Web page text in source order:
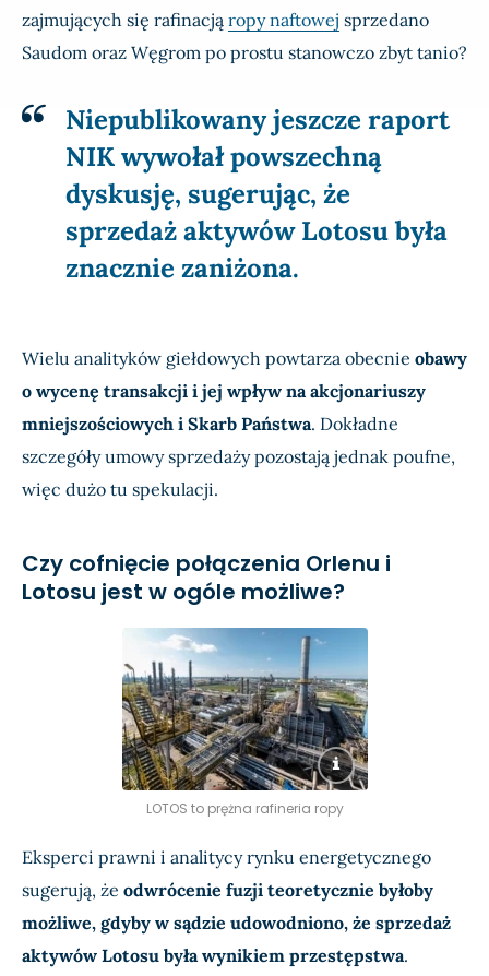
zajmujących się rafinacją ropy naftowej sprzedano
Saudom oraz Węgrom po prostu stanowczo zbyt tanio?
Niepublikowany jeszcze raport
NIK wywołał powszechną
dyskusję, sugerując, że
sprzedaż aktywów Lotosu była
znacznie zaniżona.
Wielu analityków giełdowych powtarza obecnie obawy
o wycenę transakcji i jej wpływ na akcjonariuszy
mniejszościowych i Skarb Państwa. Dokładne
szczegóły umowy sprzedaży pozostają jednak poufne,
więc dużo tu spekulacji.
Czy cofnięcie połączenia Orlenu i
Lotosu jest w ogóle możliwe?
LOTOS to prężna rafineria ropy
Eksperci prawni i analitycy rynku energetycznego
sugerują, że odwrócenie fuzji teoretycznie byłoby
możliwe, gdyby w sądzie udowodniono, że sprzedaż
aktywów Lotosu była wynikiem przestępstwa.